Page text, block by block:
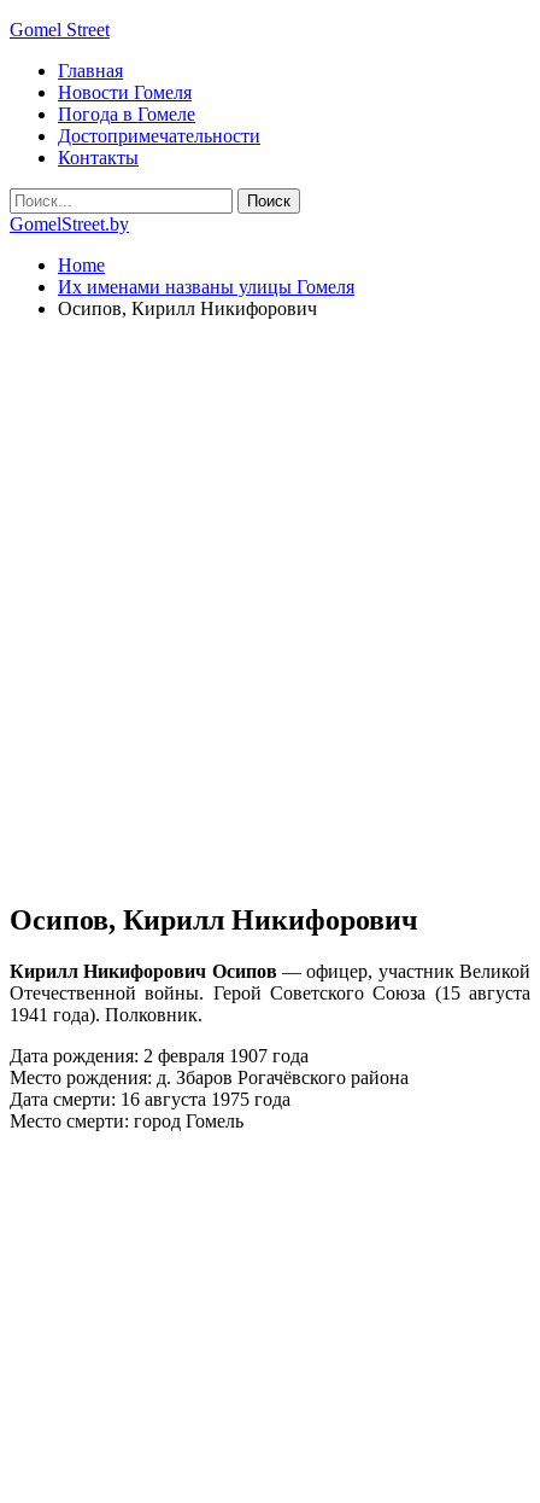
Gomel Street
Главная
Новости Гомеля
Погода в Гомеле
Достопримечательности
Контакты
GomelStreet.by
Home
Их именами названы улицы Гомеля
Осипов, Кирилл Никифорович
Осипов, Кирилл Никифорович
Кирилл Никифорович Осипов— офицер, участник Великой
Отечественной войны. Герой Советского Союза (15 августа
1941 года). Полковник.
Дата рождения: 2 февраля 1907 года
Место рождения: д. Збаров Рогачёвского района
Дата смерти: 16 августа 1975 года
Место смерти: город Гомель